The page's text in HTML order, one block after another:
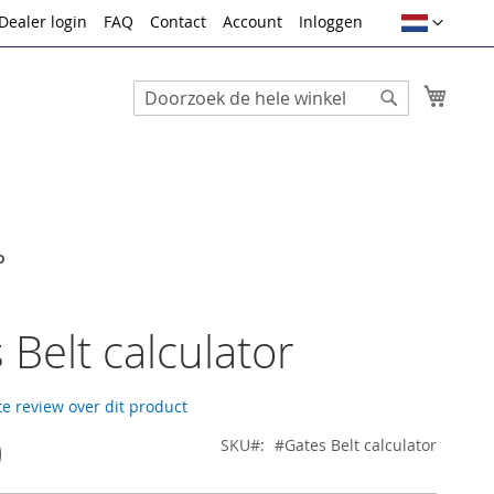
Taal
login FAQ Contact Account Inloggen
Search
Belt calculator
review over dit product
SKU #Gates Belt calculator